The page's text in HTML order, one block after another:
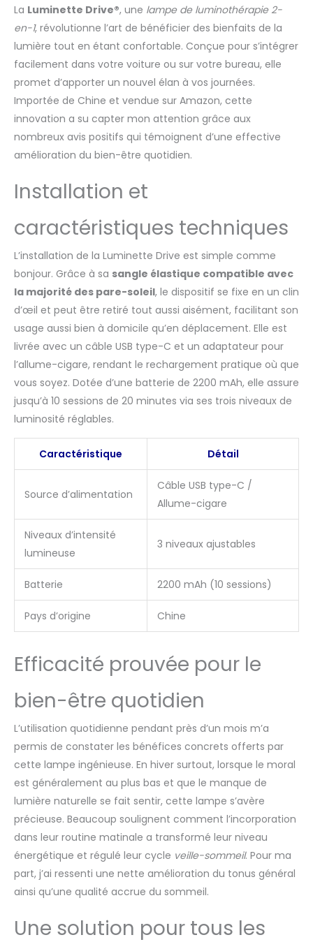
élastique et son
système d’attache
magnétique, il se
positionne en deux
secondes sur le pare-
soleil. CONDUITE SÛRE -
Le fait d’utiliser une
lumière bleue centrée
sur une seule longueur
d’onde permet de
réduire l’intensité
indispensable pour
visuel en voiture. De
plus, sa position au-
dessus de la zone de
vision ne bloque pas la
vue et permet une
conduite normale. A
L'ORDINATEUR - Son
second clip de fixation
se positionne en 2
secondes sur n'importe
quel écran d'ordinateur
(portable ou fixe). Vous
pourrez utiliser le Drive
professionnel. SÛR ET
CERTIFIÉ - Le Drive est
certifiée "sans risque"
selon la norme
européenne IEC 62471
La Luminette Drive®, une lampe de luminothérapie 2-
en-1, révolutionne l’art de bénéficier des bienfaits de la
lumière tout en étant confortable. Conçue pour s’intégrer
facilement dans votre voiture ou sur votre bureau, elle
promet d’apporter un nouvel élan à vos journées.
Importée de Chine et vendue sur Amazon, cette
innovation a su capter mon attention grâce aux
nombreux avis positifs qui témoignent d’une effective
amélioration du bien-être quotidien.
Installation et
caractéristiques techniques
L’installation de la Luminette Drive est simple comme
bonjour. Grâce à sa sangle élastique compatible avec
la majorité des pare-soleil, le dispositif se fixe en un clin
d’œil et peut être retiré tout aussi aisément, facilitant son
usage aussi bien à domicile qu’en déplacement. Elle est
livrée avec un câble USB type-C et un adaptateur pour
l’allume-cigare, rendant le rechargement pratique où que
vous soyez. Dotée d’une batterie de 2200 mAh, elle assure
jusqu’à 10 sessions de 20 minutes via ses trois niveaux de
luminosité réglables.
Caractéristique Détail
Source d’alimentation
Câble USB type-C /
Allume-cigare
Niveaux d’intensité
lumineuse
3 niveaux ajustables
Batterie 2200 mAh (10 sessions)
Pays d’origine Chine
Efficacité prouvée pour le
bien-être quotidien
L’utilisation quotidienne pendant près d’un mois m’a
permis de constater les bénéfices concrets offerts par
cette lampe ingénieuse. En hiver surtout, lorsque le moral
est généralement au plus bas et que le manque de
lumière naturelle se fait sentir, cette lampe s’avère
précieuse. Beaucoup soulignent comment l’incorporation
dans leur routine matinale a transformé leur niveau
énergétique et régulé leur cycle veille-sommeil. Pour ma
part, j’ai ressenti une nette amélioration du tonus général
ainsi qu’une qualité accrue du sommeil.
Une solution pour tous les